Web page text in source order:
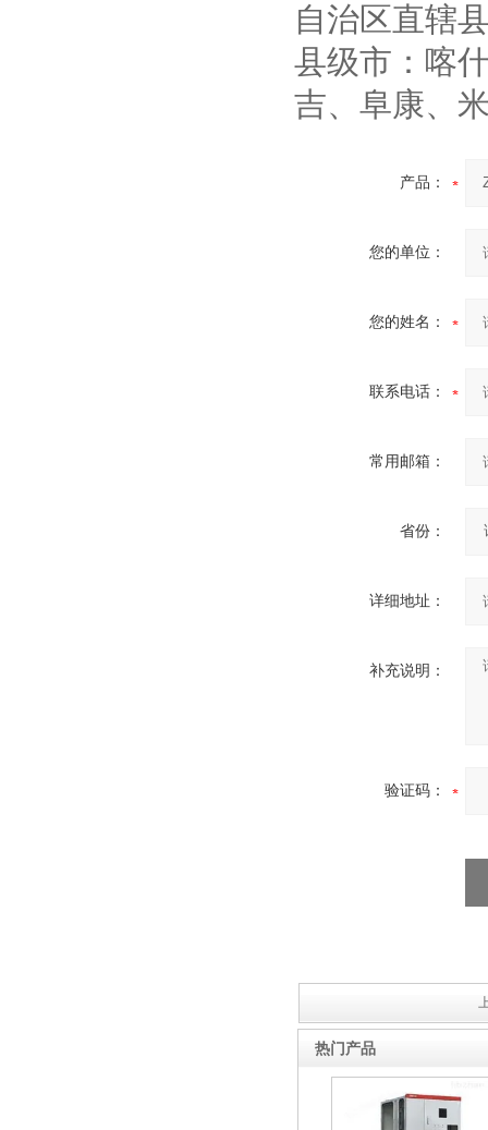
自治区直辖
县级市：喀
吉、阜康、
产品：
您的单位：
您的姓名：
联系电话：
常用邮箱：
省份：
详细地址：
补充说明：
验证码：
热门产品